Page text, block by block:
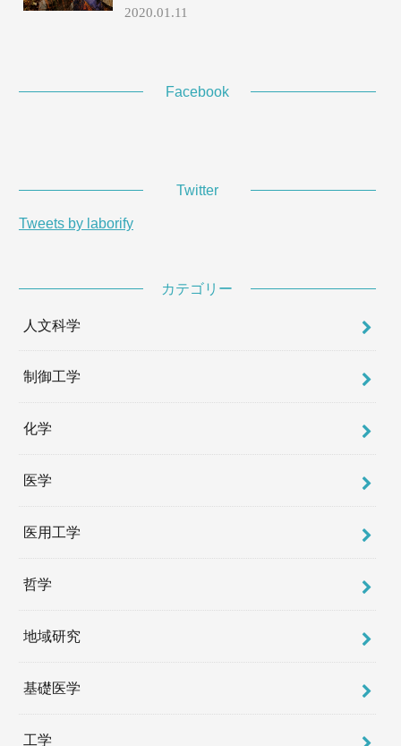
2020.01.11
Facebook
Twitter
Tweets by laborify
カテゴリー
人文科学
制御工学
化学
医学
医用工学
哲学
地域研究
基礎医学
工学